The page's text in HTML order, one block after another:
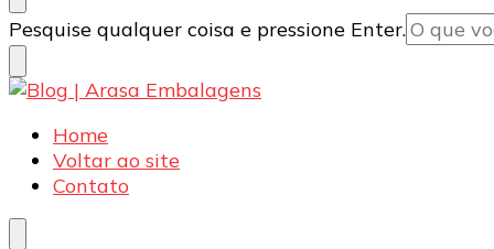
Blog | Arasa Embalagens
Confira conteúdos sobre embalagens para pizzas,
Procurando
algo?
Pesquise qualquer coisa e pressione Enter.
Blog | Arasa Embalagens
Confira conteúdos sobre embalagens para pizzas,
Home
Voltar ao site
Contato